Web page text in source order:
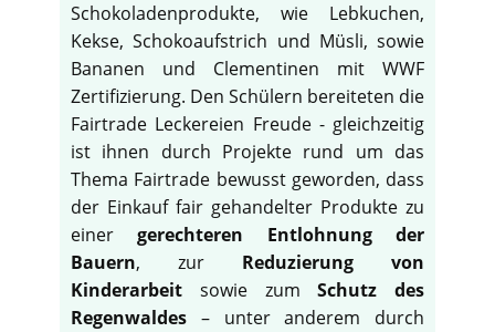
Schokoladenprodukte, wie Lebkuchen,
Kekse, Schokoaufstrich und Müsli, sowie
Bananen und Clementinen mit WWF
Zertifizierung. Den Schülern bereiteten die
Fairtrade Leckereien Freude - gleichzeitig
ist ihnen durch Projekte rund um das
Thema Fairtrade bewusst geworden, dass
der Einkauf fair gehandelter Produkte zu
einergerechteren Entlohnung der
Bauern, zur Reduzierung von
Kinderarbeit sowie zumSchutz des
Regenwaldes – unter anderem durch